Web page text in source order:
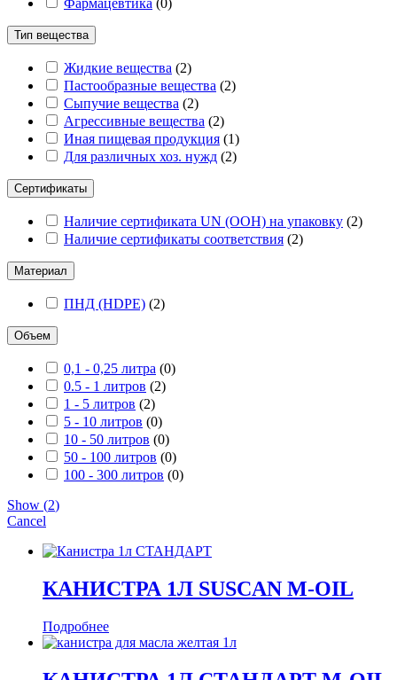
Фармацевтика (0)
Тип вещества
Жидкие вещества (2)
Пастообразные вещества (2)
Сыпучие вещества (2)
Агрессивные вещества (2)
Иная пищевая продукция (1)
Для различных хоз. нужд (2)
Сертификаты
Наличие сертификата UN (ООН) на упаковку (2)
Наличие сертификаты соответствия (2)
Материал
ПНД (HDPE) (2)
Объем
0,1 - 0,25 литра (0)
0.5 - 1 литров (2)
1 - 5 литров (2)
5 - 10 литров (0)
10 - 50 литров (0)
50 - 100 литров (0)
100 - 300 литров (0)
Show (2)
Cancel
КАНИСТРА 1Л SUSCAN M-OIL
Подробнее